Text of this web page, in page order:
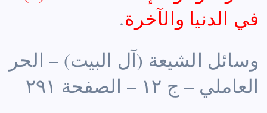
في الدنيا والآخرة.
وسائل الشيعة (آل البيت) – الحر
العاملي – ج ١٢ – الصفحة ٢٩١